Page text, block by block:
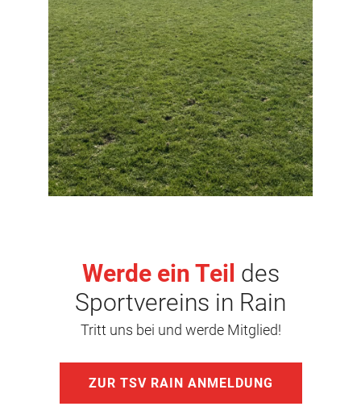
Werde ein Teil des
Sportvereins in Rain
Tritt uns bei und werde Mitglied!
ZUR TSV RAIN ANMELDUNG